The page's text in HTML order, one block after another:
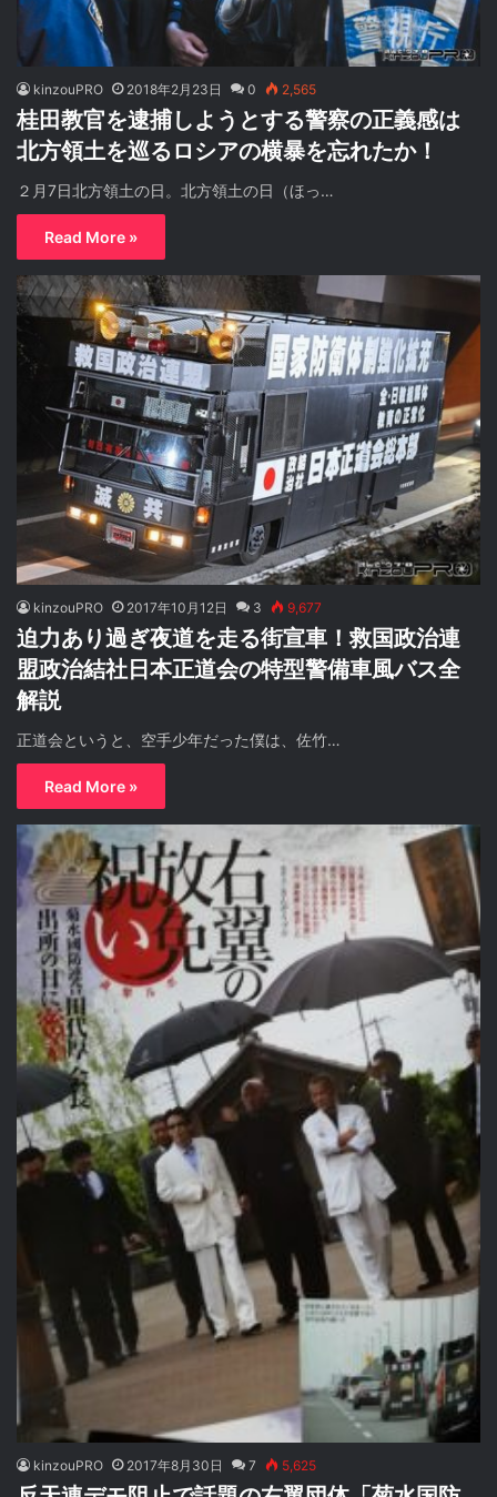
kinzouPRO 2018年2月23日 0 2,565
桂田教官を逮捕しようとする警察の正義感は
北方領土を巡るロシアの横暴を忘れたか！
２月7日北方領土の日。北方領土の日（ほっ…
Read More »
kinzouPRO 2017年10月12日 3 9,677
迫力あり過ぎ夜道を走る街宣車！救国政治連
盟政治結社日本正道会の特型警備車風バス全
解説
正道会というと、空手少年だった僕は、佐竹…
Read More »
kinzouPRO 2017年8月30日 7 5,625